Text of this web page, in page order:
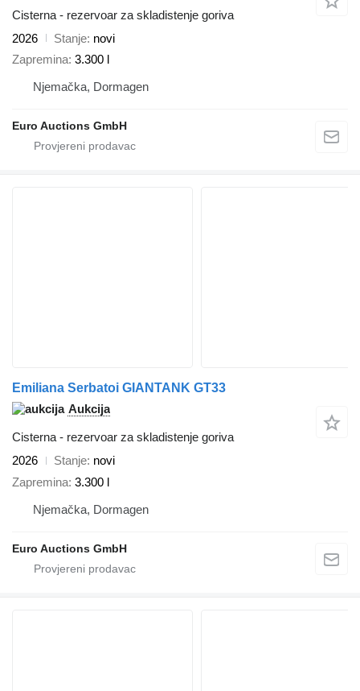
Cisterna - rezervoar za skladistenje goriva
2026
Stanje novi
Zapremina 3.300 l
Njemačka, Dormagen
Euro Auctions GmbH
Emiliana Serbatoi GIANTANK GT33
Aukcija
Cisterna - rezervoar za skladistenje goriva
2026
Stanje novi
Zapremina 3.300 l
Njemačka, Dormagen
Euro Auctions GmbH